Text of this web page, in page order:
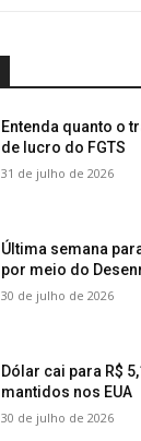
Entenda quanto o
de lucro do FGTS
31 de julho de 2026
Última semana
por meio do
30 de julho de 2026
Dólar cai para R$
mantidos nos EUA
30 de julho de 2026